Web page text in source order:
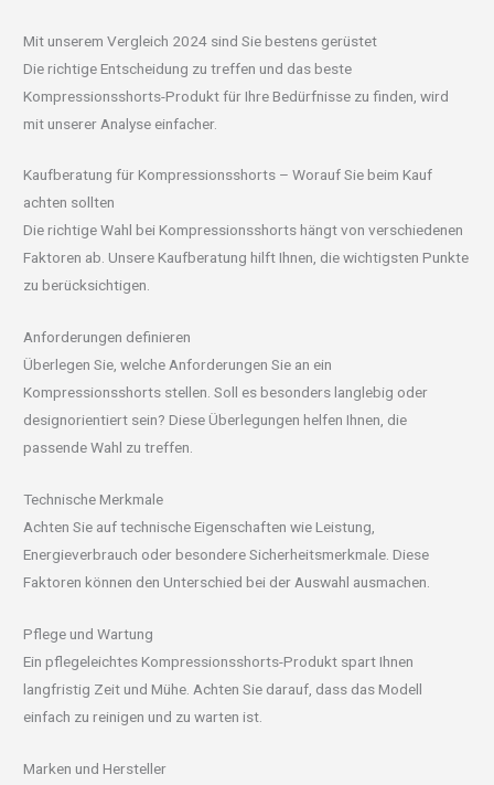
Mit unserem Vergleich 2024 sind Sie bestens gerüstet
Die richtige Entscheidung zu treffen und das beste
Kompressionsshorts-Produkt für Ihre Bedürfnisse zu finden, wird
mit unserer Analyse einfacher.
Kaufberatung für Kompressionsshorts – Worauf Sie beim Kauf
achten sollten
Die richtige Wahl bei Kompressionsshorts hängt von verschiedenen
Faktoren ab. Unsere Kaufberatung hilft Ihnen, die wichtigsten Punkte
zu berücksichtigen.
Anforderungen definieren
Überlegen Sie, welche Anforderungen Sie an ein
Kompressionsshorts stellen. Soll es besonders langlebig oder
designorientiert sein? Diese Überlegungen helfen Ihnen, die
passende Wahl zu treffen.
Technische Merkmale
Achten Sie auf technische Eigenschaften wie Leistung,
Energieverbrauch oder besondere Sicherheitsmerkmale. Diese
Faktoren können den Unterschied bei der Auswahl ausmachen.
Pflege und Wartung
Ein pflegeleichtes Kompressionsshorts-Produkt spart Ihnen
langfristig Zeit und Mühe. Achten Sie darauf, dass das Modell
einfach zu reinigen und zu warten ist.
Marken und Hersteller